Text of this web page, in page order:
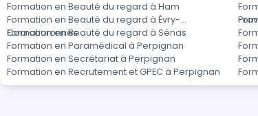
Formation en Beauté du regard à Ham
Formation en Beauté du regard à Évry-
Courcouronnes
Formation en Beauté du regard à Sénas
Formation en Paramédical à Perpignan
Formation en Secrétariat à Perpignan
Formation en Recrutement et GPEC à Perpignan